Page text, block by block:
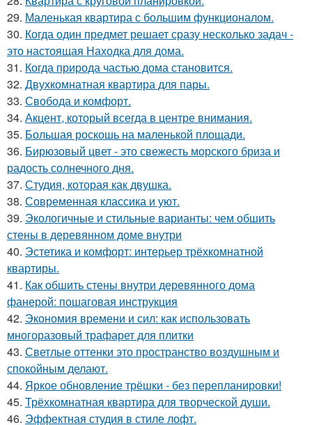
29. Маленькая квартира с большим функционалом.
30. Когда один предмет решает сразу несколько задач -
это настоящая Находка для дома.
31. Когда природа частью дома становится.
32. Двухкомнатная квартира для пары.
33. Свобода и комфорт.
34. Акцент, который всегда в центре внимания.
35. Большая роскошь на маленькой площади.
36. Бирюзовый цвет - это свежесть морского бриза и
радость солнечного дня.
37. Студия, которая как двушка.
38. Современная классика и уют.
39. Экологичные и стильные варианты: чем обшить
стены в деревянном доме внутри
40. Эстетика и комфорт: интерьер трёхкомнатной
квартиры.
41. Как обшить стены внутри деревянного дома
фанерой: пошаговая инструкция
42. Экономия времени и сил: как использовать
многоразовый трафарет для плитки
43. Светлые оттенки это пространство воздушным и
спокойным делают.
44. Яркое обновление трёшки - без перепланировки!
45. Трёхкомнатная квартира для творческой души.
46. Эффектная студия в стиле лофт.